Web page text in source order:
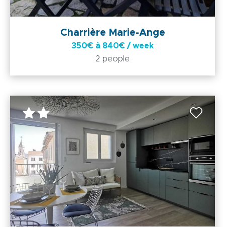
Charrière Marie-Ange
350€ à 840€ / week
2 people